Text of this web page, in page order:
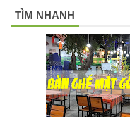
Bộ bàn tròn
mặt đá
chân mạ
vàng ghế
nhung xanh
TÌM NHANH